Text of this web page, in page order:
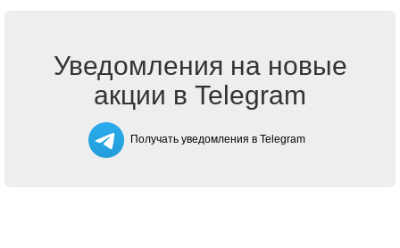
Уведомления на новые
акции в Telegram
Получать уведомления в Telegram